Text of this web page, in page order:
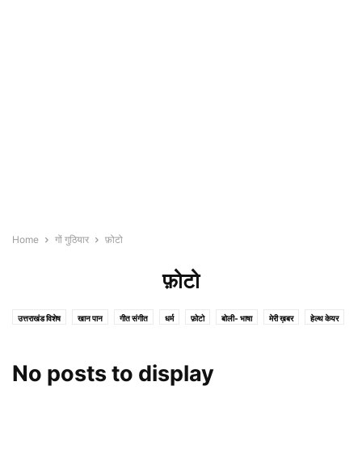
Home गों गुठियार फ़ोटो
फ़ोटो
उत्तराखंड विशेष खान पान गीत संगीत धर्म फ़ोटो बोली- भाषा मेरी ख़बर हेल्थ केयर
No posts to display